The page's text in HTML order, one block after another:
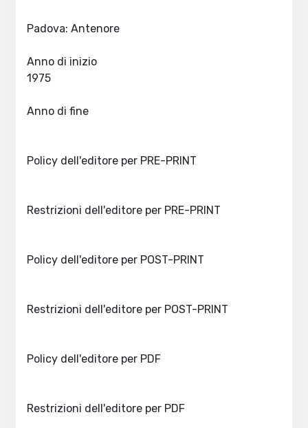
Anno di inizio
Anno di fine
Policy dell'editore per PRE-PRINT
Restrizioni dell'editore per PRE-PRINT
Policy dell'editore per POST-PRINT
Restrizioni dell'editore per POST-PRINT
Policy dell'editore per PDF
Restrizioni dell'editore per PDF